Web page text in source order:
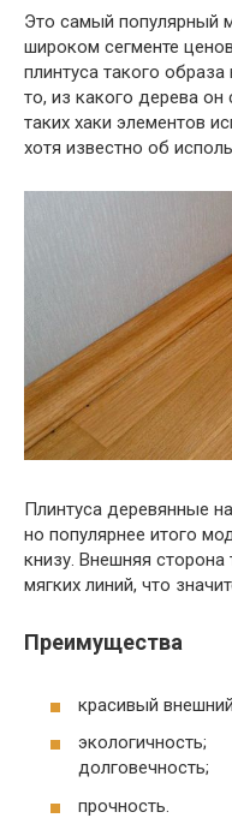
Это самый популярный
широком сегменте
плинтуса такого
то, из какого дерева
таких хаки элементов
хотя известно об
Плинтуса деревянные
но популярнее итого
книзу. Внешняя
мягких линий, что
Преимущества
красивый
экологичность;
долговечность;
прочность.